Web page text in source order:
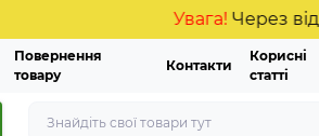
Увага!Через
Повернення
товару
Контакти
Корисні
статті